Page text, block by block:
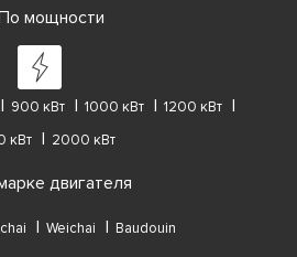
мощности
900 кВт 1000 кВт
1200 кВт
кВт
2000 кВт
двигателя
Weichai Baudouin